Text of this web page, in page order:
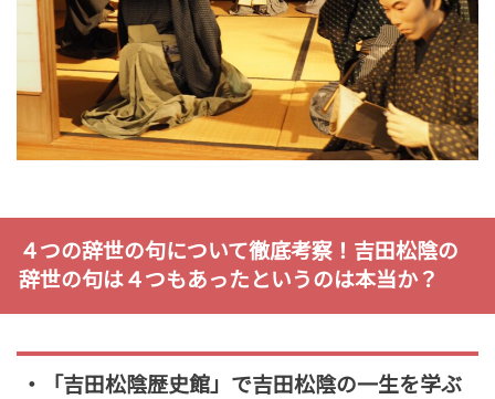
４つの辞世の句について徹底考察！吉田松陰の
辞世の句は４つもあったというのは本当か？
・「吉田松陰歴史館」で吉田松陰の一生を学ぶ